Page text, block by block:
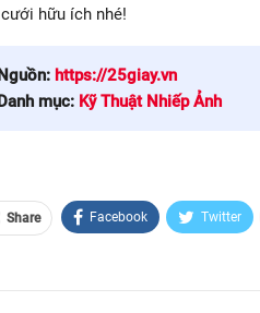
hữu ích nhé!
https://25giay.vn
mục: Kỹ Thuật Nhiếp Ảnh
Share Facebook Twitter